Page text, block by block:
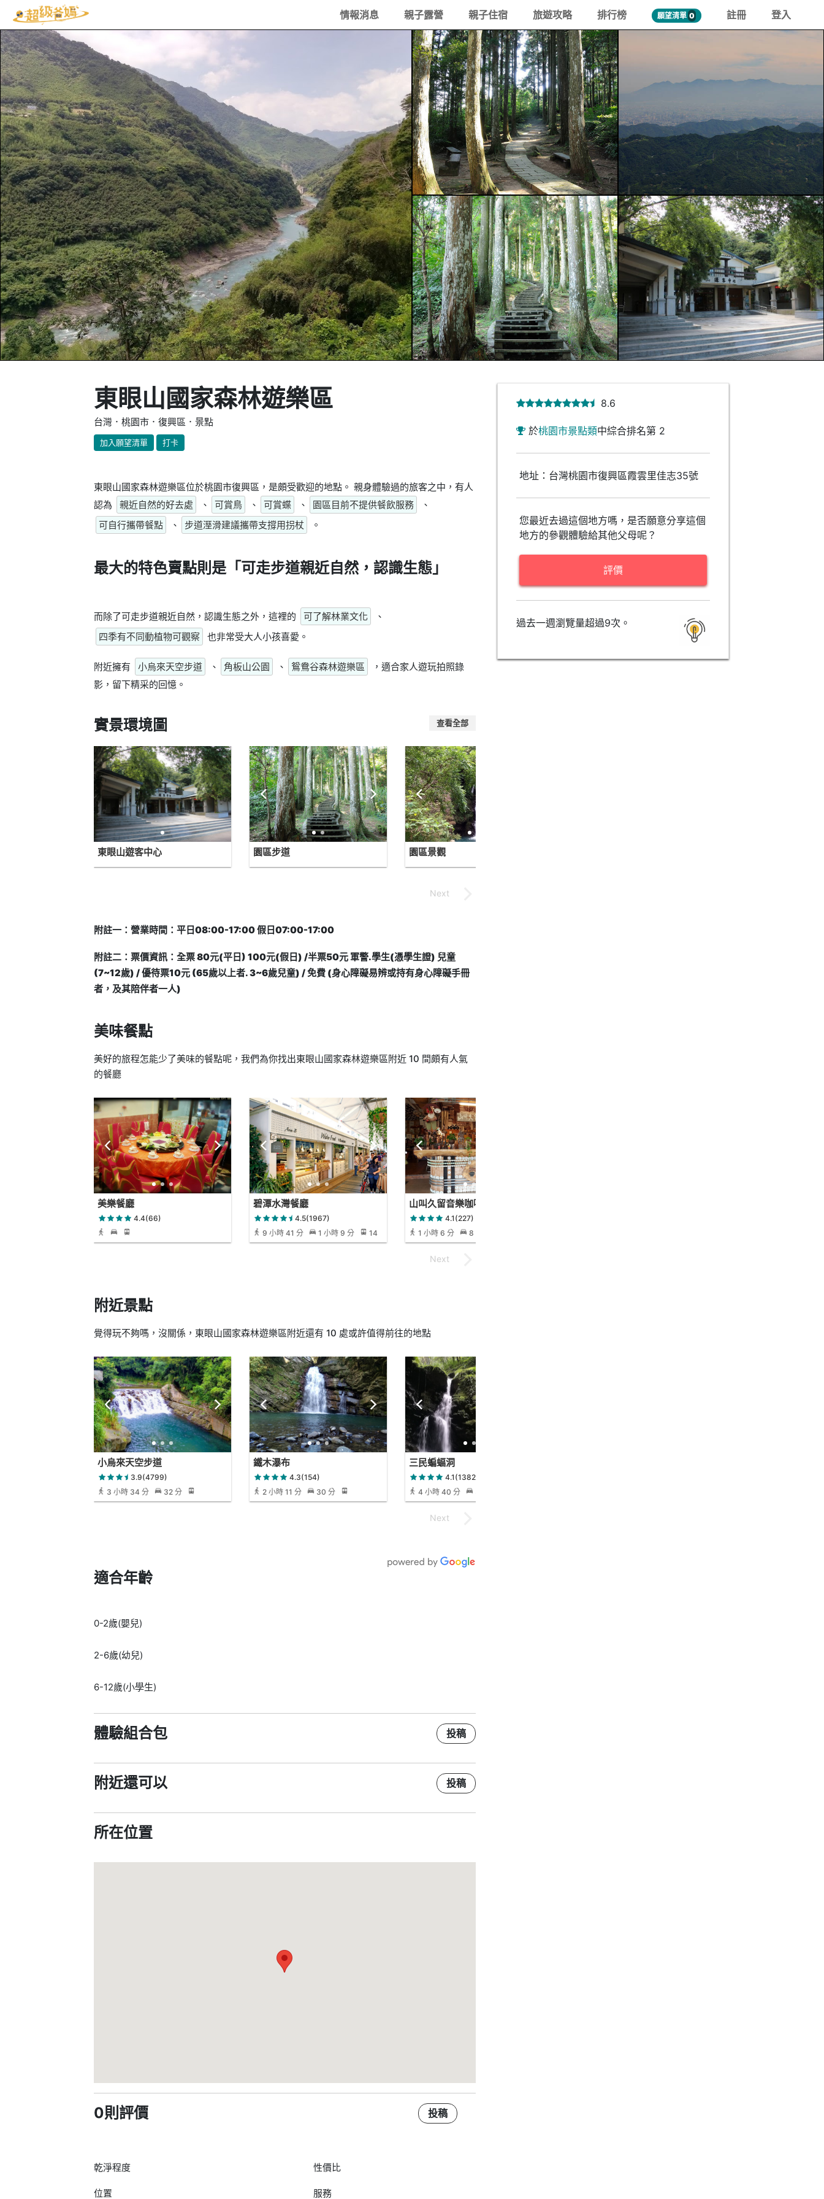
情報消息 親子露營 親子住宿 旅遊攻略 排行榜 願望清單 0 註冊 登入
東眼山國家森林遊樂區
台灣．桃園市．復興區．景點
加入願望清單 打卡
東眼山國家森林遊樂區位於桃園市復興區，是頗受歡迎的地點。 親身體驗過的旅客之中，有人
認為
親近自然的好去處 、 可賞鳥 、 可賞蝶 、 園區目前不提供餐飲服務
、
可自行攜帶餐點
、 步道溼滑建議攜帶支撐用拐杖 。
最大的特色賣點則是「可走步道親近自然，認識生態」
而除了可走步道親近自然，認識生態之外，這裡的 可了解林業文化
、
四季有不同動植物可觀察
也非常受大人小孩喜愛。
附近擁有 小烏來天空步道 、 角板山公園 、 鴛鴦谷森林遊樂區
，適合家人遊玩拍照錄
影，留下精采的回憶。
實景環境圖 查看全部
東眼山遊客中心 園區步道 園區景觀
附註一：營業時間：平日08:00-17:00 假日07:00-17:00
附註二：票價資訊：全票 80元(平日) 100元(假日) /半票50元 軍警.學生(憑學生證) 兒童
(7~12歲) / 優待票10元 (65歲以上者. 3~6歲兒童) / 免費 (身心障礙易辨或持有身心障礙手冊
者，及其陪伴者一人)
美味餐點
美好的旅程怎能少了美味的餐點呢，我們為你找出東眼山國家森林遊樂區附近 10 間頗有人氣
的餐廳
美樂餐廳
4.4(66)
碧潭水灣餐廳
4.5(1967)
9 小時 41 分
1 小時 9 分
14
小時 19 分
山叫久留音樂咖啡餐廳
4.1(227)
1 小時 6 分
8 分
附近景點
覺得玩不夠嗎，沒關係，東眼山國家森林遊樂區附近還有 10 處或許值得前往的地點
小烏來天空步道
3.9(4799)
3 小時 34 分
32 分
鐵木瀑布
4.3(154)
2 小時 11 分
30 分
三民蝙蝠洞
4.1(1382)
4 小時 40 分
3 分
適合年齡
0-2歲(嬰兒)
2-6歲(幼兒)
6-12歲(小學生)
體驗組合包 投稿
附近還可以 投稿
所在位置
0則評價 投稿
乾淨程度
位置
性價比
服務
8.6
於桃園市景點類中綜合排名第 2
地址：台灣桃園市復興區霞雲里佳志35號
您最近去過這個地方嗎，是否願意分享這個
地方的參觀體驗給其他父母呢？
評價
過去一週瀏覽量超過9次。